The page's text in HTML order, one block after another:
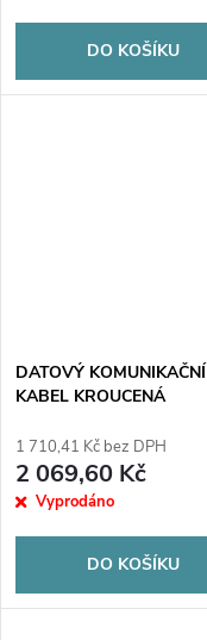
DO KOŠÍKU
DATOVÝ KOMUNIKAČNÍ
KABEL KROUCENÁ
PFM920I-5EUN
1 710,41 Kč bez DPH
2 069,60 Kč
Vyprodáno
DO KOŠÍKU